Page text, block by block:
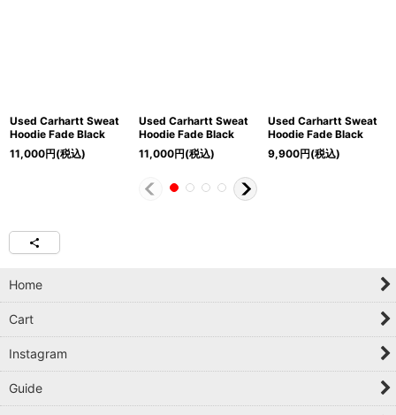
Used Carhartt Sweat
Hoodie Fade Black
11,000円(税込)
Used Carhartt Sweat
Hoodie Fade Black
11,000円(税込)
Used Carhartt Sweat
Hoodie Fade Black
9,900円(税込)
Home
Cart
Instagram
Guide